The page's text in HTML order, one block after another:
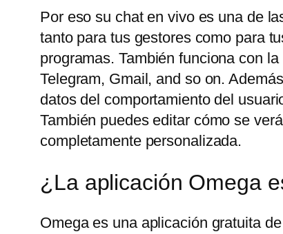
Por eso su chat en vivo es una de
tanto para tus gestores como para
programas. También funciona con
Telegram, Gmail, and so on.
datos del comportamiento del
También puedes editar cómo se
completamente personalizada.
¿La aplicación Omega
Omega es una aplicación gratuita